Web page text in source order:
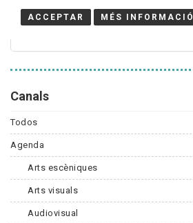
Canals
Todos
Agenda
Arts escèniques
Arts visuals
Audiovisual
ACCEPTAR MÉS INFORMACIÓ